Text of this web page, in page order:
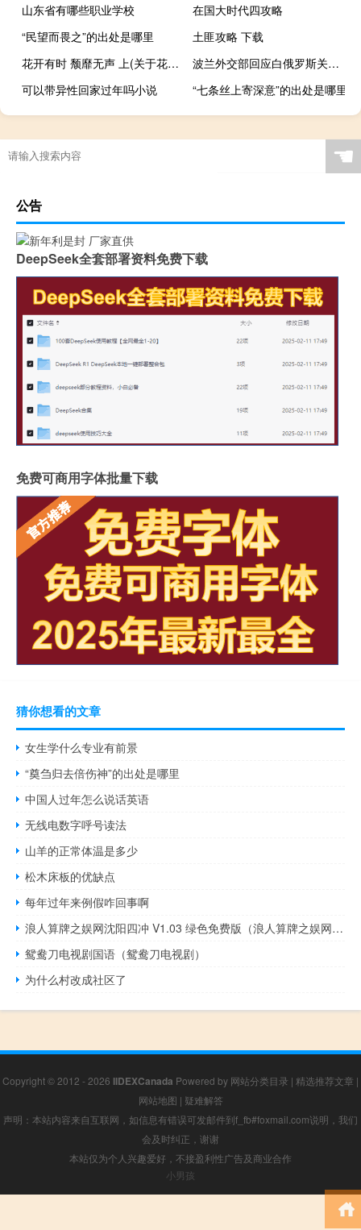
山东省有哪些职业学校
在国大时代四攻略
“民望而畏之”的出处是哪里
土匪攻略 下载
花开有时 颓靡无声 上(关于花开有时 颓靡无声 上简述)
波兰外交部回应白俄罗斯关于波军用直升机越境的指控
可以带异性回家过年吗小说
“七条丝上寄深意”的出处是哪里
☚
公告
DeepSeek全套部署资料免费下载
免费可商用字体批量下载
猜你想看的文章
女生学什么专业有前景
“奠刍归去倍伤神”的出处是哪里
中国人过年怎么说话英语
无线电数字呼号读法
山羊的正常体温是多少
松木床板的优缺点
每年过年来例假咋回事啊
浪人算牌之娱网沈阳四冲 V1.03 绿色免费版（浪人算牌之娱网沈阳四冲 V1.03 绿色免费版功能简介）
鸳鸯刀电视剧国语（鸳鸯刀电视剧）
为什么村改成社区了
Copyright © 2012 - 2026 IIDEXCanada Powered by 网站分类目录 | 精选推荐文章 |
网站地图 | 疑难解答
声明：本站内容来自互联网，如信息有错误可发邮件到f_fb#foxmail.com说明，我们
会及时纠正，谢谢
本站仅为个人兴趣爱好，不接盈利性广告及商业合作
小男孩